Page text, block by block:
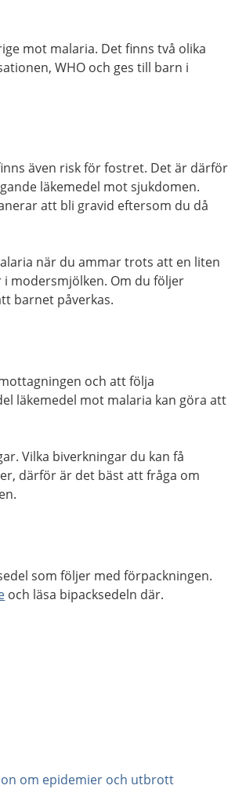
mot malaria. Det finns två olika
WHO och ges till barn i
även risk för fostret. Det är därför
läkemedel mot sjukdomen.
att bli gravid eftersom du då
när du ammar trots att en liten
modersmjölken. Om du följer
barnet påverkas.
och att följa
läkemedel mot malaria kan göra att
Vilka biverkningar du kan få
därför är det bäst att fråga om
som följer med förpackningen.
och läsa bipacksedeln där.
om epidemier och utbrott